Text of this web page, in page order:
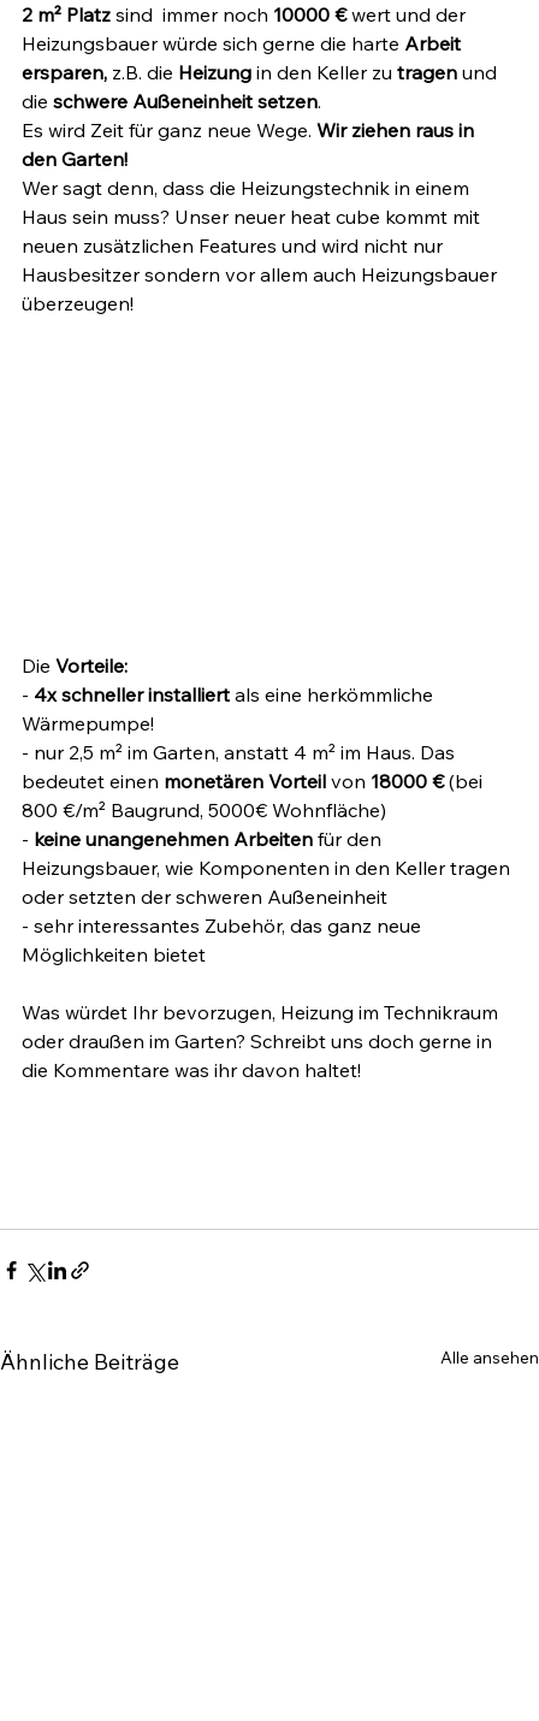
2 m² Platz sind  immer noch 10000 € wert und der
Heizungsbauer würde sich gerne die harte Arbeit
ersparen, z.B. die Heizung in den Keller zu tragen und
die schwere Außeneinheit setzen.
Es wird Zeit für ganz neue Wege. Wir ziehen raus in
den Garten!
Wer sagt denn, dass die Heizungstechnik in einem
Haus sein muss? Unser neuer heat cube kommt mit
neuen zusätzlichen Features und wird nicht nur
Hausbesitzer sondern vor allem auch Heizungsbauer
überzeugen!
Die Vorteile:
- 4x schneller installiert als eine herkömmliche
Wärmepumpe!
- nur 2,5 m² im Garten, anstatt 4 m² im Haus. Das
bedeutet einen monetären Vorteil von 18000 € (bei
800 €/m² Baugrund, 5000€ Wohnfläche)
- keine unangenehmen Arbeiten für den
Heizungsbauer, wie Komponenten in den Keller tragen
oder setzten der schweren Außeneinheit
- sehr interessantes Zubehör, das ganz neue
Möglichkeiten bietet
Was würdet Ihr bevorzugen, Heizung im Technikraum
oder draußen im Garten? Schreibt uns doch gerne in
die Kommentare was ihr davon haltet!
Ähnliche Beiträge Alle ansehen